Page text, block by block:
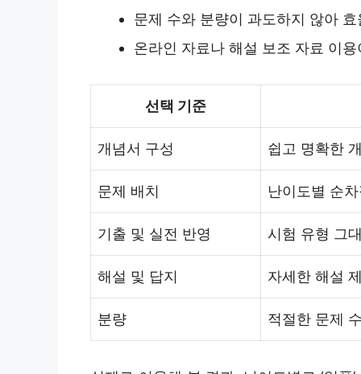
문제 수와 분량이 과도하지 않아
온라인 자료나 해설 보조 자료 이
선택 기준
개념서 구성 쉽고 명확한
문제 배치 난이도별 순
기출 및 실전 반영 시험 유형 그
해설 및 답지 자세한 해설
분량 적절한 문제